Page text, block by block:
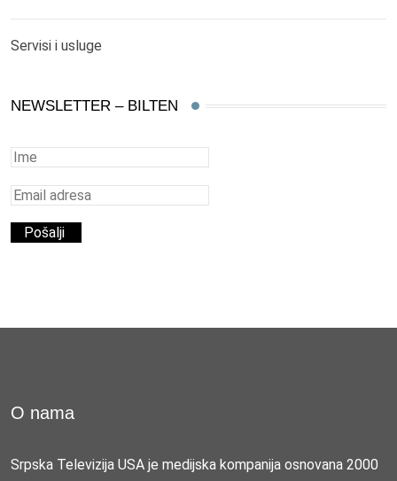
Servisi i usluge
NEWSLETTER – BILTEN
O nama
Srpska Televizija USA je medijska kompanija osnovana 2000